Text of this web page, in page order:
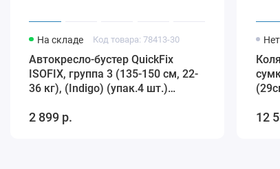
На складе Код товара: 78413-30
Автокресло-бустер QuickFix
ISOFIX, группа 3 (135-150 см, 22-
36 кг), (Indigo) (упак.4 шт.)
2 899 р. 12